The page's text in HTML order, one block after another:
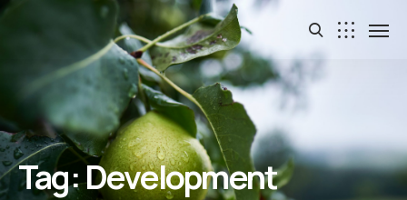
Tag:Development